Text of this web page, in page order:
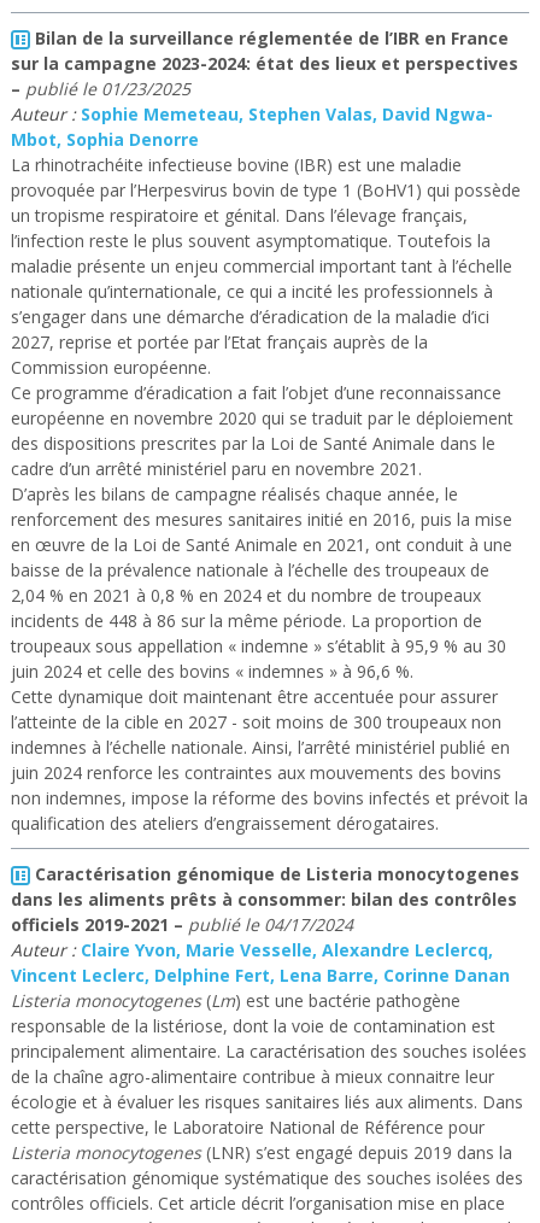
Bilan de la surveillance réglementée de l’IBR en France
sur la campagne 2023-2024: état des lieux et perspectives
– publié le 01/23/2025
Auteur : Sophie Memeteau, Stephen Valas, David Ngwa-
Mbot, Sophia Denorre
La rhinotrachéite infectieuse bovine (IBR) est une maladie
provoquée par l’Herpesvirus bovin de type 1 (BoHV1) qui possède
un tropisme respiratoire et génital. Dans l’élevage français,
l’infection reste le plus souvent asymptomatique. Toutefois la
maladie présente un enjeu commercial important tant à l’échelle
nationale qu’internationale, ce qui a incité les professionnels à
s’engager dans une démarche d’éradication de la maladie d’ici
2027, reprise et portée par l’Etat français auprès de la
Commission européenne.
Ce programme d’éradication a fait l’objet d’une reconnaissance
européenne en novembre 2020 qui se traduit par le déploiement
des dispositions prescrites par la Loi de Santé Animale dans le
cadre d’un arrêté ministériel paru en novembre 2021.
D’après les bilans de campagne réalisés chaque année, le
renforcement des mesures sanitaires initié en 2016, puis la mise
en œuvre de la Loi de Santé Animale en 2021, ont conduit à une
baisse de la prévalence nationale à l’échelle des troupeaux de
2,04 % en 2021 à 0,8 % en 2024 et du nombre de troupeaux
incidents de 448 à 86 sur la même période. La proportion de
troupeaux sous appellation « indemne » s’établit à 95,9 % au 30
juin 2024 et celle des bovins « indemnes » à 96,6 %.
Cette dynamique doit maintenant être accentuée pour assurer
l’atteinte de la cible en 2027 - soit moins de 300 troupeaux non
indemnes à l’échelle nationale. Ainsi, l’arrêté ministériel publié en
juin 2024 renforce les contraintes aux mouvements des bovins
non indemnes, impose la réforme des bovins infectés et prévoit la
qualification des ateliers d’engraissement dérogataires.
Caractérisation génomique de Listeria monocytogenes
dans les aliments prêts à consommer: bilan des contrôles
officiels 2019-2021 – publié le 04/17/2024
Auteur : Claire Yvon, Marie Vesselle, Alexandre Leclercq,
Vincent Leclerc, Delphine Fert, Lena Barre, Corinne Danan
Listeria monocytogenes(Lm) est une bactérie pathogène
responsable de la listériose, dont la voie de contamination est
principalement alimentaire. La caractérisation des souches isolées
de la chaîne agro-alimentaire contribue à mieux connaitre leur
écologie et à évaluer les risques sanitaires liés aux aliments. Dans
cette perspective, le Laboratoire National de Référence pour
Listeria monocytogenes(LNR) s’est engagé depuis 2019 dans la
caractérisation génomique systématique des souches isolées des
contrôles officiels. Cet article décrit l’organisation mise en place